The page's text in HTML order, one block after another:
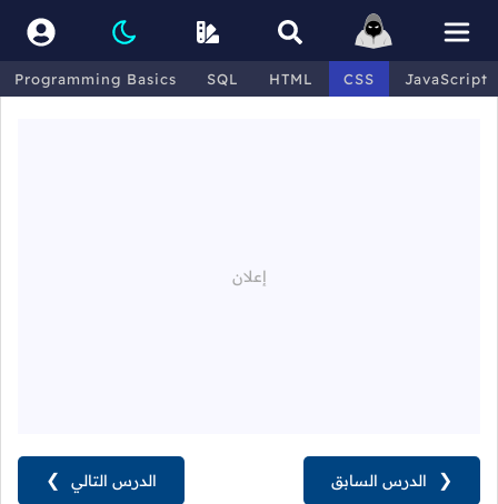
Programming Basics SQL HTML CSS JavaScript
الدرس التالي ❯ ❮ الدرس السابق